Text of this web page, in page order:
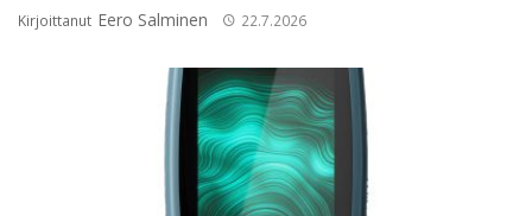
Kirjoittanut Eero Salminen 22.7.2026